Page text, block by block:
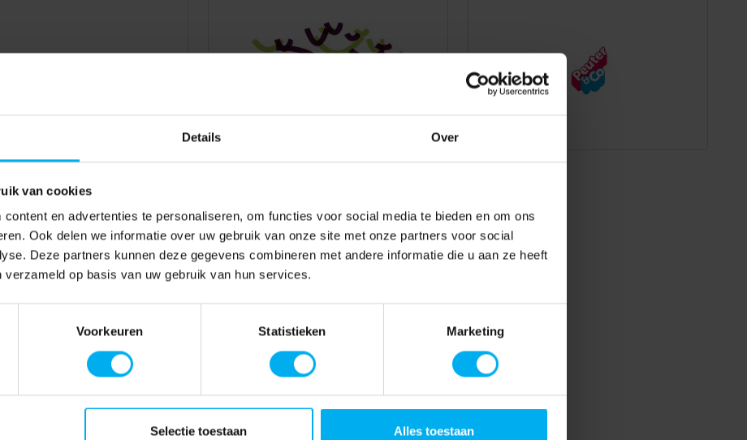
Details Over
van cookies
en advertenties te personaliseren, om functies voor social media te bieden en om ons
Ook delen we informatie over uw gebruik van onze site met onze partners voor social
Deze partners kunnen deze gegevens combineren met andere informatie die u aan ze heeft
verzameld op basis van uw gebruik van hun services.
Voorkeuren Statistieken Marketing
Selectie toestaan Alles toestaan